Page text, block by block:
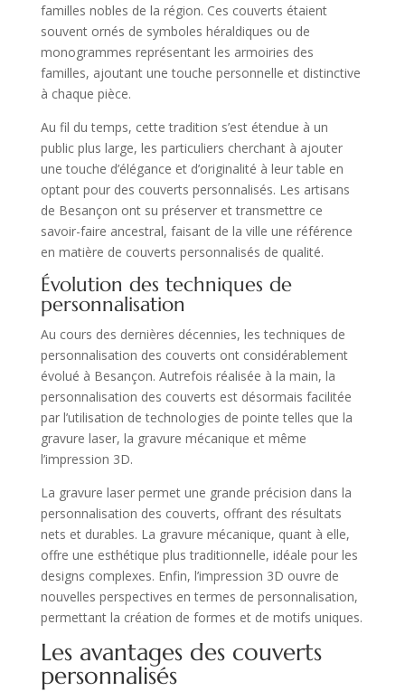
familles nobles de la région. Ces couverts étaient
souvent ornés de symboles héraldiques ou de
monogrammes représentant les armoiries des
familles, ajoutant une touche personnelle et distinctive
à chaque pièce.
Au fil du temps, cette tradition s’est étendue à un
public plus large, les particuliers cherchant à ajouter
une touche d’élégance et d’originalité à leur table en
optant pour des couverts personnalisés. Les artisans
de Besançon ont su préserver et transmettre ce
savoir-faire ancestral, faisant de la ville une référence
en matière de couverts personnalisés de qualité.
Évolution des techniques de
personnalisation
Au cours des dernières décennies, les techniques de
personnalisation des couverts ont considérablement
évolué à Besançon. Autrefois réalisée à la main, la
personnalisation des couverts est désormais facilitée
par l’utilisation de technologies de pointe telles que la
gravure laser, la gravure mécanique et même
l’impression 3D.
La gravure laser permet une grande précision dans la
personnalisation des couverts, offrant des résultats
nets et durables. La gravure mécanique, quant à elle,
offre une esthétique plus traditionnelle, idéale pour les
designs complexes. Enfin, l’impression 3D ouvre de
nouvelles perspectives en termes de personnalisation,
permettant la création de formes et de motifs uniques.
Les avantages des couverts
personnalisés